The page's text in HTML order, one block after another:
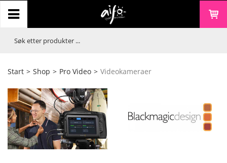
Start > Shop > Pro Video > Videokameraer